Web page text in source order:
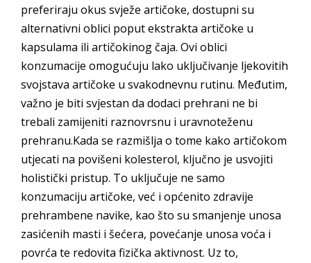
preferiraju okus svježe artičoke, dostupni su
alternativni oblici poput ekstrakta artičoke u
kapsulama ili artičokinog čaja. Ovi oblici
konzumacije omogućuju lako uključivanje ljekovitih
svojstava artičoke u svakodnevnu rutinu. Međutim,
važno je biti svjestan da dodaci prehrani ne bi
trebali zamijeniti raznovrsnu i uravnoteženu
prehranu.Kada se razmišlja o tome kako artičokom
utjecati na povišeni kolesterol, ključno je usvojiti
holistički pristup. To uključuje ne samo
konzumaciju artičoke, već i općenito zdravije
prehrambene navike, kao što su smanjenje unosa
zasićenih masti i šećera, povećanje unosa voća i
povrća te redovita fizička aktivnost. Uz to,